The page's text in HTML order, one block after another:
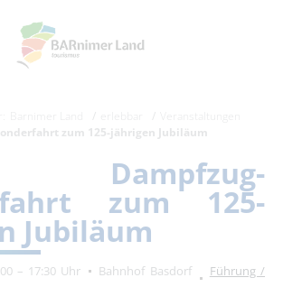
zum 125-jährigen Jubiläum
Dampfzug-
zum 125-
Jubiläum
– 17:30 Uhr Bahnhof Basdorf
Führung /